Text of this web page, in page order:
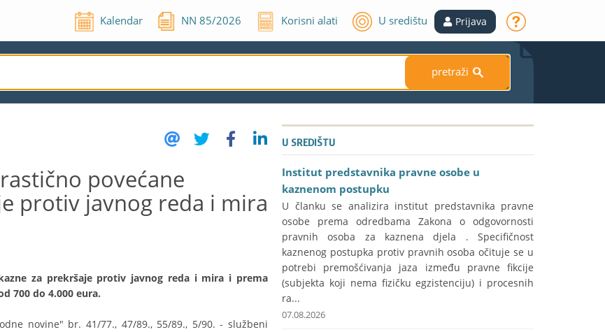
Kalendar NN85/2026 Korisni alati U središtu Prijava
pretraži S
povećane
protiv javnog reda i mira
za prekršaje protiv javnog reda i mira i prema
700 do 4.000 eura.
novine" br. 41/77., 47/89., 55/89., 5/90. - službeni
U SREDIŠTU
Institut predstavnika pravne osobe u
kaznenom postupku
U članku se analizira institut predstavnika pravne
osobe prema odredbama Zakona o odgovornosti
pravnih osoba za kaznena djela . Specifičnost
kaznenog postupka protiv pravnih osoba očituje se u
potrebi premošćivanja jaza između pravne fikcije
(subjekta koji nema fizičku egzistenciju) i procesnih
ra...
07.08.2026